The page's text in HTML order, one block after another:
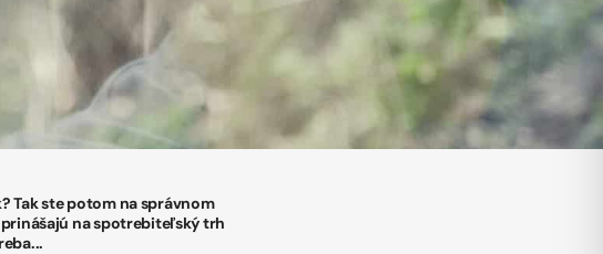
Tak ste potom na správnom
na spotrebiteľský trh